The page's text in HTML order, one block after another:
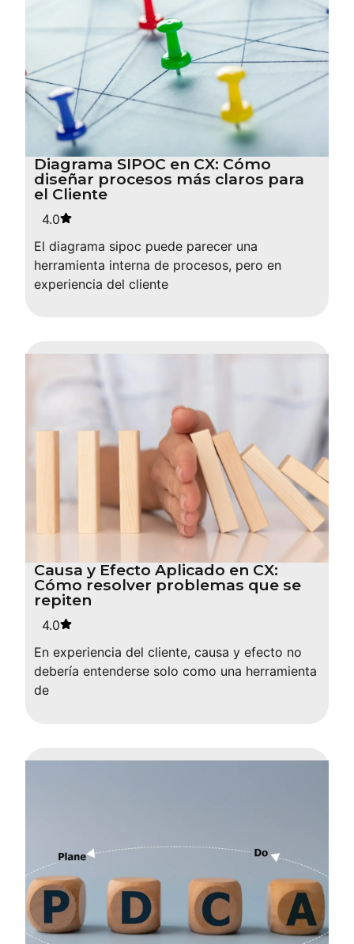
Diagrama SIPOC en CX: Cómo
diseñar procesos más claros para
el Cliente
4.0
El diagrama sipoc puede parecer una
herramienta interna de procesos, pero en
experiencia del cliente
Causa y Efecto Aplicado en CX:
Cómo resolver problemas que se
repiten
4.0
En experiencia del cliente, causa y efecto no
debería entenderse solo como una herramienta
de